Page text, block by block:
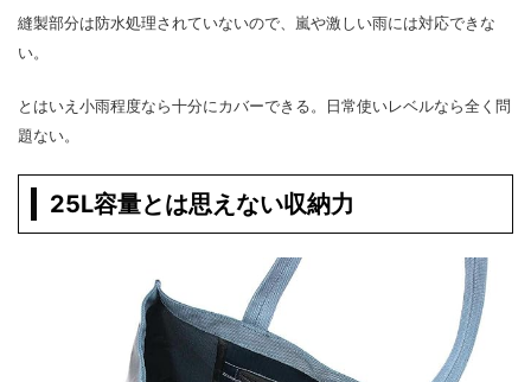
縫製部分は防水処理されていないので、嵐や激しい雨には対応できな
い。
とはいえ小雨程度なら十分にカバーできる。日常使いレベルなら全く問
題ない。
25L容量とは思えない収納力